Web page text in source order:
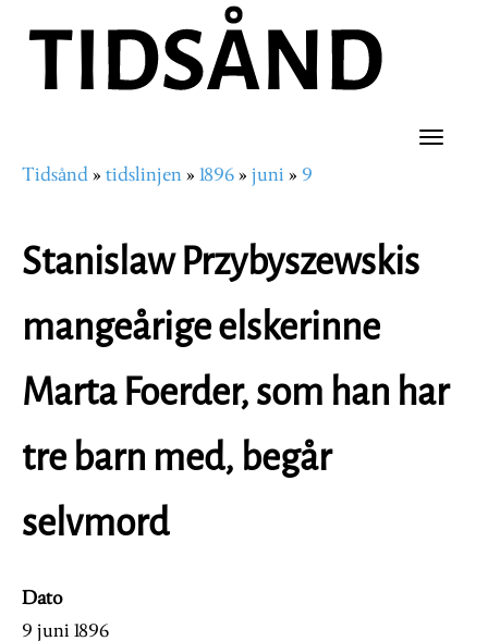
hovedinnhold
Toggle
Navigasjonssti
Tidsånd tidslinjen 1896 juni 9
Stanislaw Przybyszewskis
mangeårige elskerinne
Marta Foerder, som han har
tre barn med, begår
selvmord
Dato
9 juni 1896